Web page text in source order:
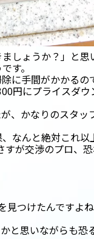
しょうか？」と思
す。
に手間がかかるの
円にプライスダウ
、かなりのスタッ
なんと絶対これ以
が交渉のプロ、
つけたんですよね
と思いながらも恐